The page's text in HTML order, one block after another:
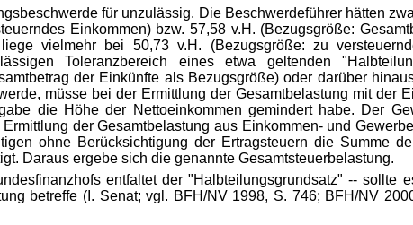
für unzulässig. Die Beschwerdeführer hätten
Einkommen) bzw. 57,58 v.H. (Bezugsgröße:
vielmehr bei 50,73 v.H. (Bezugsgröße: zu
Toleranzbereich eines etwa geltenden
der Einkünfte als Bezugsgröße) oder darüber
müsse bei der Ermittlung der Gesamtbelastung mit der
die Höhe der Nettoeinkommen gemindert habe. Der
der Gesamtbelastung aus Einkommen- und
ohne Berücksichtigung der Ertragsteuern die Summe
Daraus ergebe sich die genannte Gesamtsteuerbelastung.
entfaltet der "Halbteilungsgrundsatz" -- sollte
betreffe (I. Senat; vgl. BFH/NV 1998, S. 746; BFH/NV